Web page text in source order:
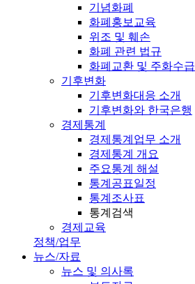
기념화폐
화폐홍보교육
위조 및 훼손
화폐 관련 법규
화폐교환 및 주화수급
기후변화
기후변화대응 소개
기후변화와 한국은행
경제통계
경제통계업무 소개
경제통계 개요
주요통계 해설
통계공표일정
통계조사표
통계검색
경제교육
정책/업무
뉴스/자료
뉴스 및 의사록